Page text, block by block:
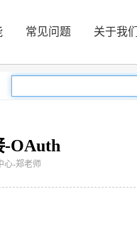
常见问题 关于我们
-OAuth
心-郑老师